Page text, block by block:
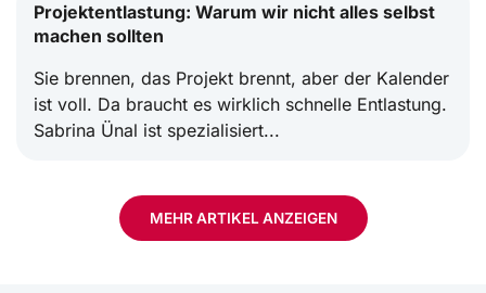
Projektentlastung: Warum wir nicht alles selbst
machen sollten
Sie brennen, das Projekt brennt, aber der Kalender
ist voll. Da braucht es wirklich schnelle Entlastung.
Sabrina Ünal ist spezialisiert...
MEHR ARTIKEL ANZEIGEN